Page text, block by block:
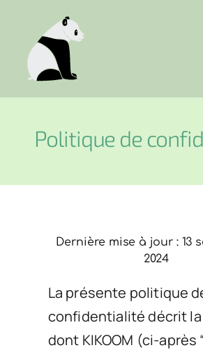
contenu
Blog
Boutique
Politique de
Dernière mise à jour : 13
2024
La présente politique
confidentialité décrit la
dont KIKOOM (ci-après